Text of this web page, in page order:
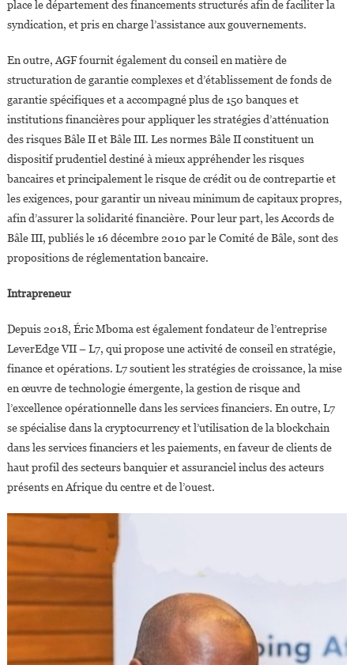
place le département des financements structurés afin de faciliter la
syndication, et pris en charge l’assistance aux gouvernements.
En outre, AGF fournit également du conseil en matière de
structuration de garantie complexes et d’établissement de fonds de
garantie spécifiques et a accompagné plus de 150 banques et
institutions financières pour appliquer les stratégies d’atténuation
des risques Bâle II et Bâle III. Les normes Bâle II constituent un
dispositif prudentiel destiné à mieux appréhender les risques
bancaires et principalement le risque de crédit ou de contrepartie et
les exigences, pour garantir un niveau minimum de capitaux propres,
afin d’assurer la solidarité financière. Pour leur part, les Accords de
Bâle III, publiés le 16 décembre 2010 par le Comité de Bâle, sont des
propositions de réglementation bancaire.
Intrapreneur
Depuis 2018, Éric Mboma est également fondateur de l’entreprise
LeverEdge VII – L7, qui propose une activité de conseil en stratégie,
finance et opérations. L7 soutient les stratégies de croissance, la mise
en œuvre de technologie émergente, la gestion de risque and
l’excellence opérationnelle dans les services financiers. En outre, L7
se spécialise dans la cryptocurrency et l’utilisation de la blockchain
dans les services financiers et les paiements, en faveur de clients de
haut profil des secteurs banquier et assuranciel inclus des acteurs
présents en Afrique du centre et de l’ouest.